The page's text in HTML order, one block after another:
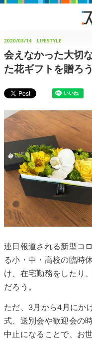
2020/03/14 LIFESTYLE
会えなかった大切
た花ギフトを贈ろう
連日報道される新型コ
る小・中・高校の臨時
け、在宅勤務をしたり
だろう。
ただ、3月から4月にか
式、送別会や歓迎会の
中止になることで、お